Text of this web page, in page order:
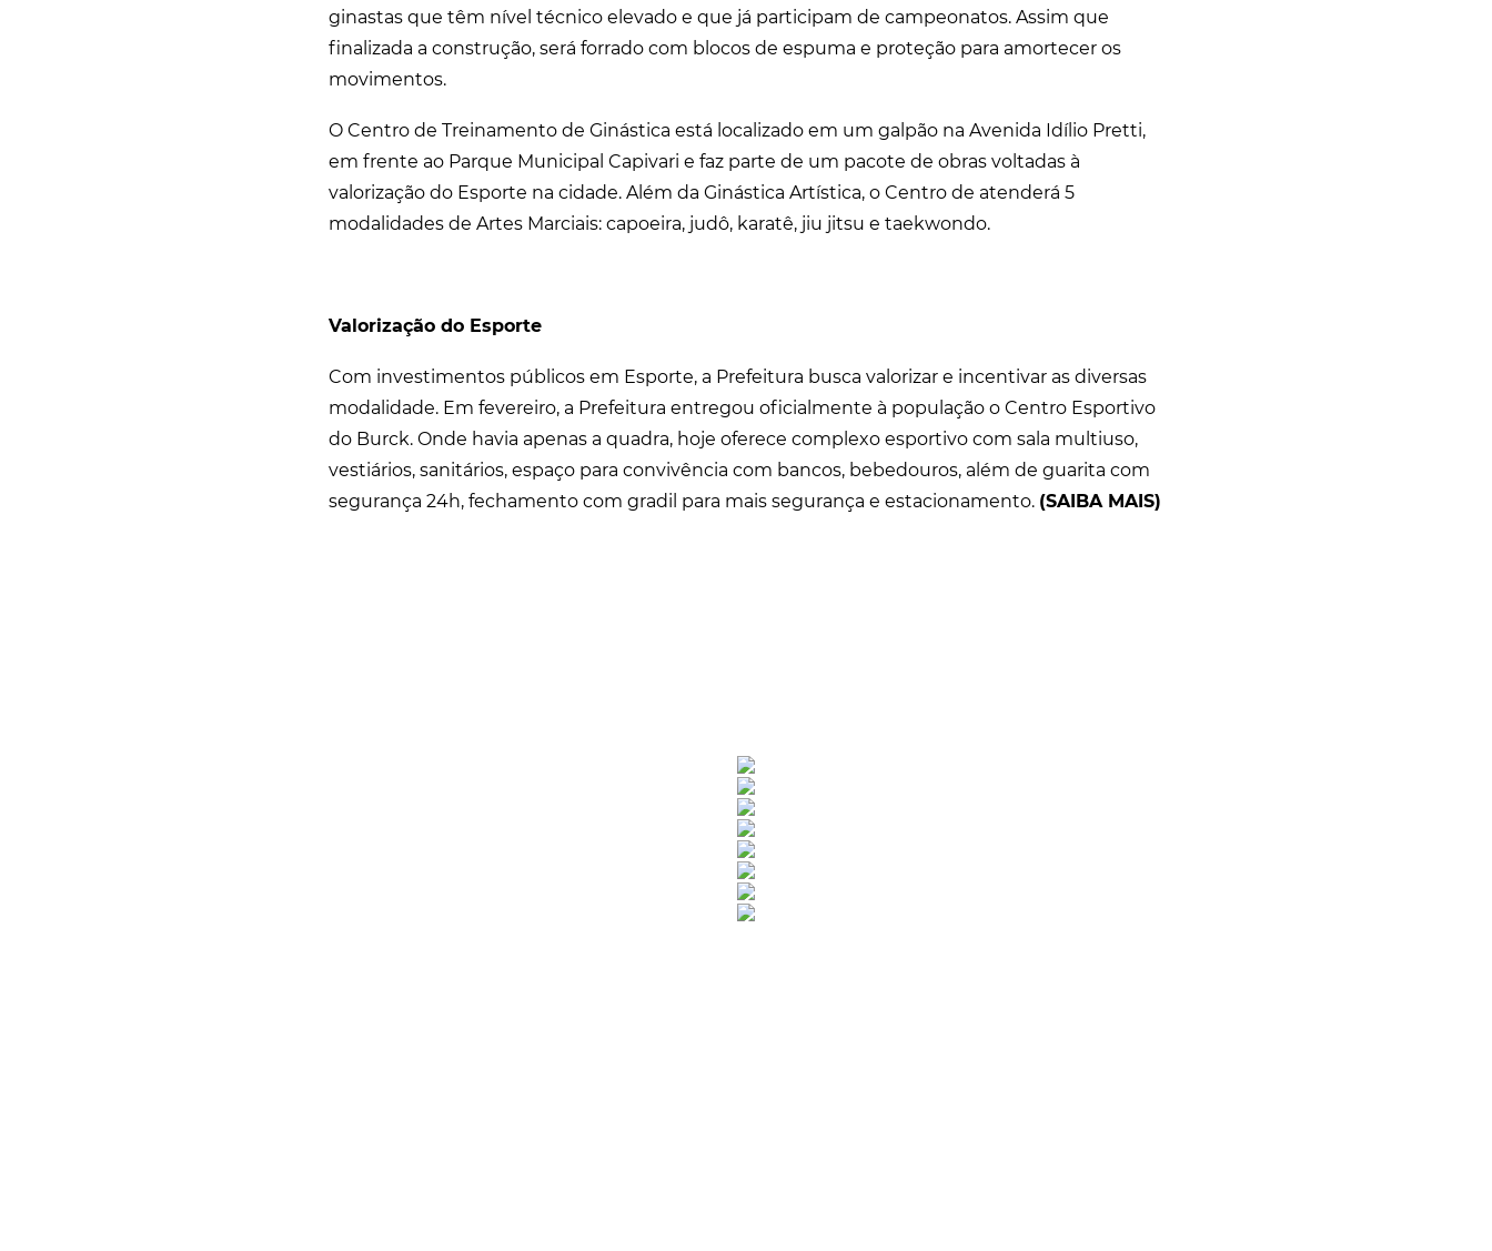
ginastas que têm nível técnico elevado e que já participam de campeonatos. Assim que
finalizada a construção, será forrado com blocos de espuma e proteção para amortecer os
movimentos.
O Centro de Treinamento de Ginástica está localizado em um galpão na Avenida Idílio Pretti,
em frente ao Parque Municipal Capivari e faz parte de um pacote de obras voltadas à
valorização do Esporte na cidade. Além da Ginástica Artística, o Centro de atenderá 5
modalidades de Artes Marciais: capoeira, judô, karatê, jiu jitsu e taekwondo.
Valorização do Esporte
Com investimentos públicos em Esporte, a Prefeitura busca valorizar e incentivar as diversas
modalidade. Em fevereiro, a Prefeitura entregou oficialmente à população o Centro Esportivo
do Burck. Onde havia apenas a quadra, hoje oferece complexo esportivo com sala multiuso,
vestiários, sanitários, espaço para convivência com bancos, bebedouros, além de guarita com
segurança 24h, fechamento com gradil para mais segurança e estacionamento. (SAIBA MAIS)